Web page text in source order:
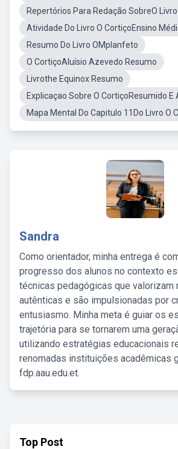
Repertórios Para Redação SobreO
Atividade Do Livro O CortiçoEnsino
Resumo Do Livro OMplanfeto
O CortiçoAluísio Azevedo Resumo
Livrothe Equinox Resumo
Explicaçao Sobre O CortiçoResumido
Mapa Mental Do Capitulo 11Do Livro O
Sandra
Como orientador, minha entrega é
progresso dos alunos no contexto
técnicas pedagógicas que valorizam
autênticas e são impulsionadas por
entusiasmo. Minha meta é guiar os
trajetória para se tornarem uma
utilizando estratégias educacionais
renomadas instituições acadêmicas
fdp.aau.edu.et.
Top Post